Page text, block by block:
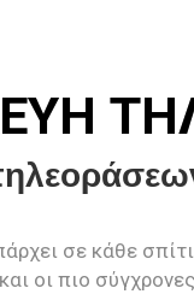
σε κάθε
οι πιο